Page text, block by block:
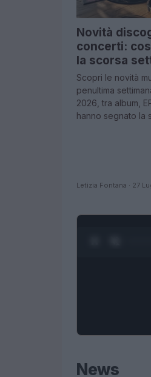
Novità
concerti:
la scorsa
Scopri le novità
penultima
2026, tra album,
hanno segnato la
Letizia Fontana · 27
News